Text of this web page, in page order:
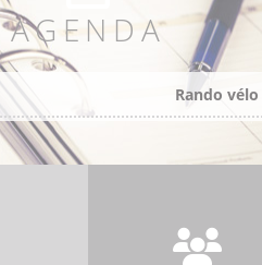
AGENDA
Rando vélo